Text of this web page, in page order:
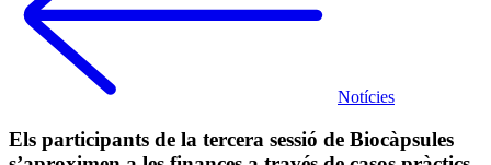
Notícies
Els participants de la tercera sessió de Biocàpsules